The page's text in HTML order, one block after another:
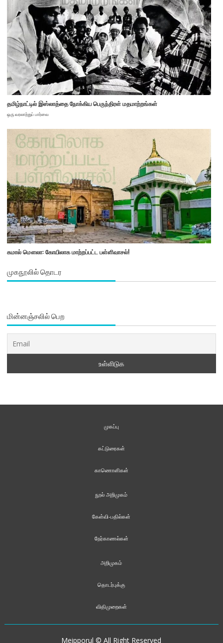
தமிழ்நாட்டில் இஸ்லாத்தை நோக்கிய பெருந்திரள் மதமாற்றங்கள்
ஒரு வரலாற்றுப் பார்வை
கமால் மௌலா: கோயிலாக மாற்றப்பட்ட பள்ளிவாசல்!
முகநூலில் தொடர
மின்னஞ்சலில் பெற
முகப்பு
கட்டுரைகள்
காணொளிகள்
நூல் அறிமுகம்
கேள்வி-பதில்கள்
நேர்காணல்கள்
அறிமுகம்
தொடர்புக்கு
விதிமுறைகள்
Meipporul © All Right Reserved